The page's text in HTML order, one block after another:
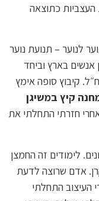
העצביות כתוצאה
לנוער – תנועת נוער
בארץ וביחד
קיבוץ סופה אימץ
קיץ במשיגן
חזרתי התחלתי את
לימודים זה החמצן
אדם שרוצה לדעת
העיצוב התחלתי